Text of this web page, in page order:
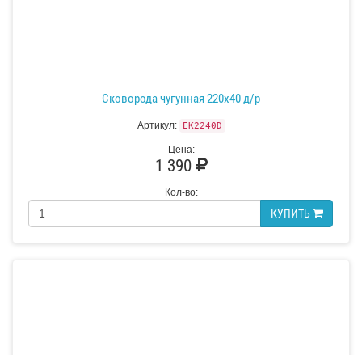
Сковорода чугунная 220х40 д/р
Артикул: EK2240D
Цена:
1 390
Кол-во:
КУПИТЬ